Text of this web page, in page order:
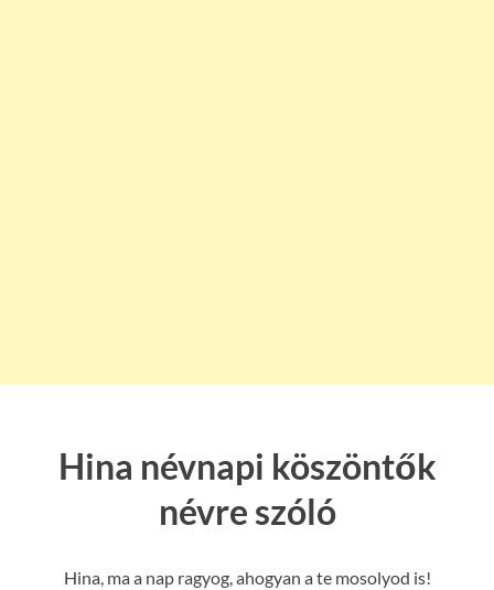
Hina névnapi köszöntők
névre szóló
Hina, ma a nap ragyog, ahogyan a te mosolyod is!